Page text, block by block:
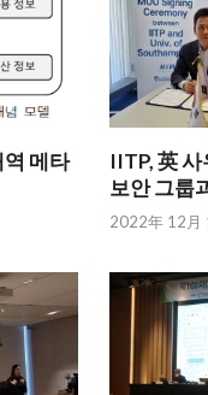
메타
IITP, 英
보안 그룹
2022年 12月